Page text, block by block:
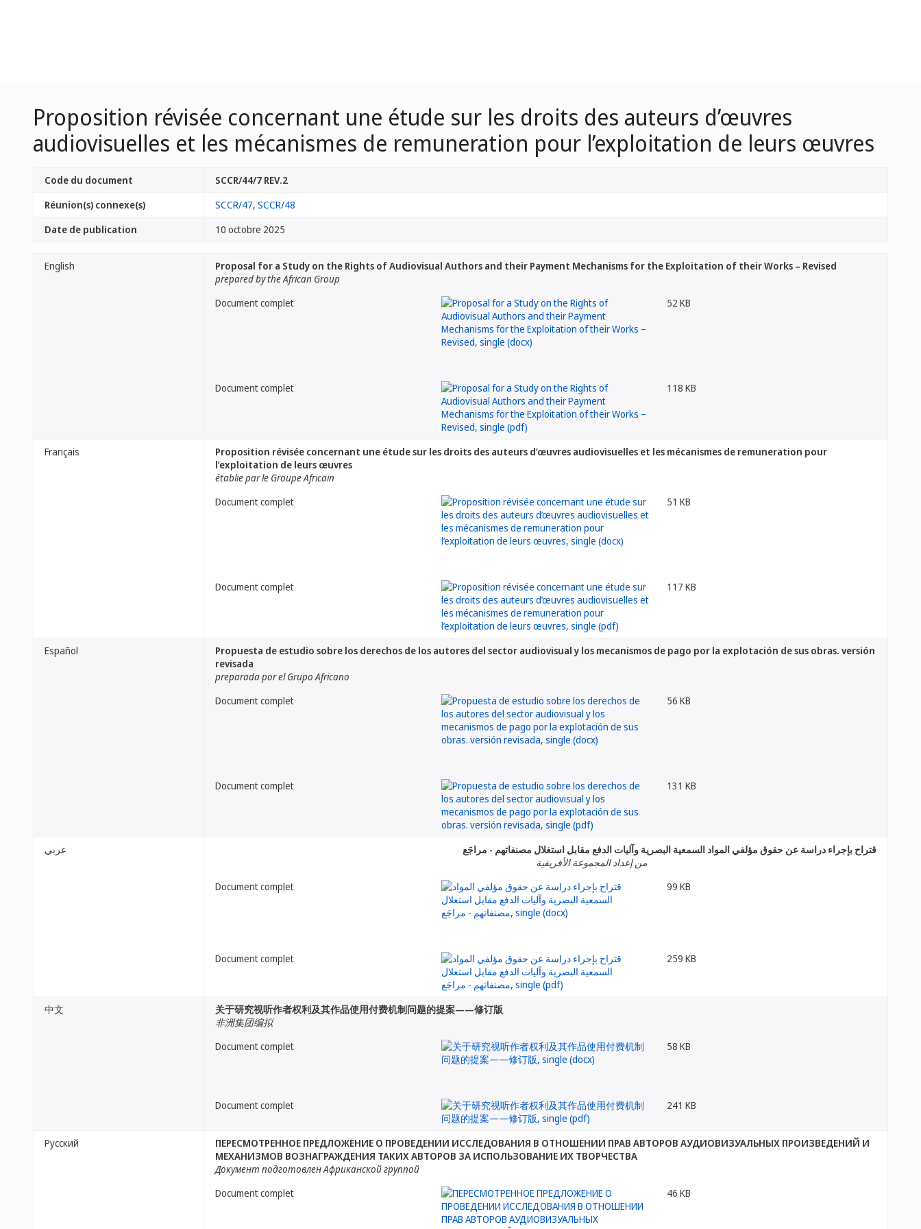
Proposition révisée concernant une étude sur les droits des auteurs d’œuvres
audiovisuelles et les mécanismes de remuneration pour l’exploitation de leurs œuvres
Code du document
SCCR/44/7 REV.2
Réunion(s) connexe(s)
SCCR/47, SCCR/48
Date de publication
10 octobre 2025
English
Proposal for a Study on the Rights of Audiovisual Authors and their Payment Mechanisms for the Exploitation of their Works – Revised
prepared by the African Group
Document complet
52 KB
Document complet 118 KB
Français
Proposition révisée concernant une étude sur les droits des auteurs d’œuvres audiovisuelles et les mécanismes de remuneration pour
l’exploitation de leurs œuvres
établie par le Groupe Africain
Document complet
51 KB
Document complet 117 KB
Español
Propuesta de estudio sobre los derechos de los autores del sector audiovisual y los mecanismos de pago por la explotación de sus obras. versión
revisada
preparada por el Grupo Africano
Document complet
56 KB
Document complet 131 KB
عربي
قتراح بإجراء دراسة عن حقوق مؤلفي المواد السمعية البصرية وآليات الدفع مقابل استغلال مصنفاتهم - مراجَع
من إعداد المجموعة الأفريقية
Document complet
99 KB
Document complet 259 KB
中文
关于研究视听作者权利及其作品使用付费机制问题的提案——修订版
非洲集团编拟
Document complet
58 KB
Document complet 241 KB
Русский
ПЕРЕСМОТРЕННОЕ ПРЕДЛОЖЕНИЕ О ПРОВЕДЕНИИ ИССЛЕДОВАНИЯ В ОТНОШЕНИИ ПРАВ АВТОРОВ АУДИОВИЗУАЛЬНЫХ ПРОИЗВЕДЕНИЙ И
МЕХАНИЗМОВ ВОЗНАГРАЖДЕНИЯ ТАКИХ АВТОРОВ ЗА ИСПОЛЬЗОВАНИЕ ИХ ТВОРЧЕСТВА
Документ подготовлен Африканской группой
Document complet
46 KB